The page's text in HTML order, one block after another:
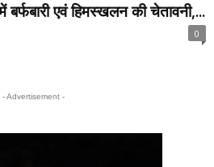
बर्फबारी एवं हिमस्खलन की चेतावनी,...
0
- Advertisement -